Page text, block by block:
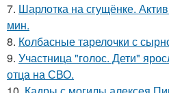
7. Шарлотка на сгущёнке.
мин.
8. Колбасные тарелочки с
9. Участница "голос. Дети"
отца на СВО.